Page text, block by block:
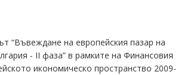
“Въвеждане на европейския пазар на
- II фаза” в рамките на Финансовия
икономическо пространство 2009-